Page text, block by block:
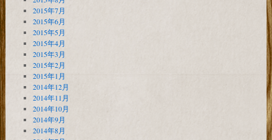
2015年7月
2015年6月
2015年5月
2015年4月
2015年3月
2015年2月
2015年1月
2014年12月
2014年11月
2014年10月
2014年9月
2014年8月